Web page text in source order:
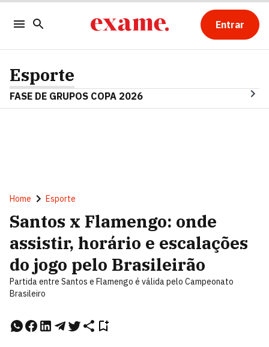
Entrar
Esporte
FASE DE GRUPOS COPA 2026
Home Esporte
Santos x Flamengo: onde
assistir, horário e escalações
do jogo pelo Brasileirão
Partida entre Santos e Flamengo é válida pelo Campeonato
Brasileiro